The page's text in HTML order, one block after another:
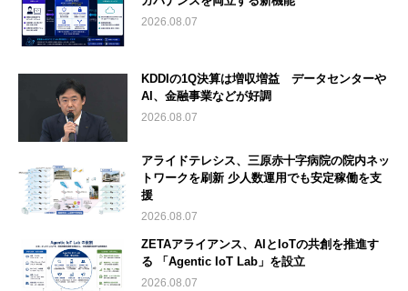
2026.08.07
KDDIの1Q決算は増収増益 データセンターや
AI、金融事業などが好調
2026.08.07
アライドテレシス、三原赤十字病院の院内ネッ
トワークを刷新 少人数運用でも安定稼働を支
援
2026.08.07
ZETAアライアンス、AIとIoTの共創を推進す
る 「Agentic IoT Lab」を設立
2026.08.07